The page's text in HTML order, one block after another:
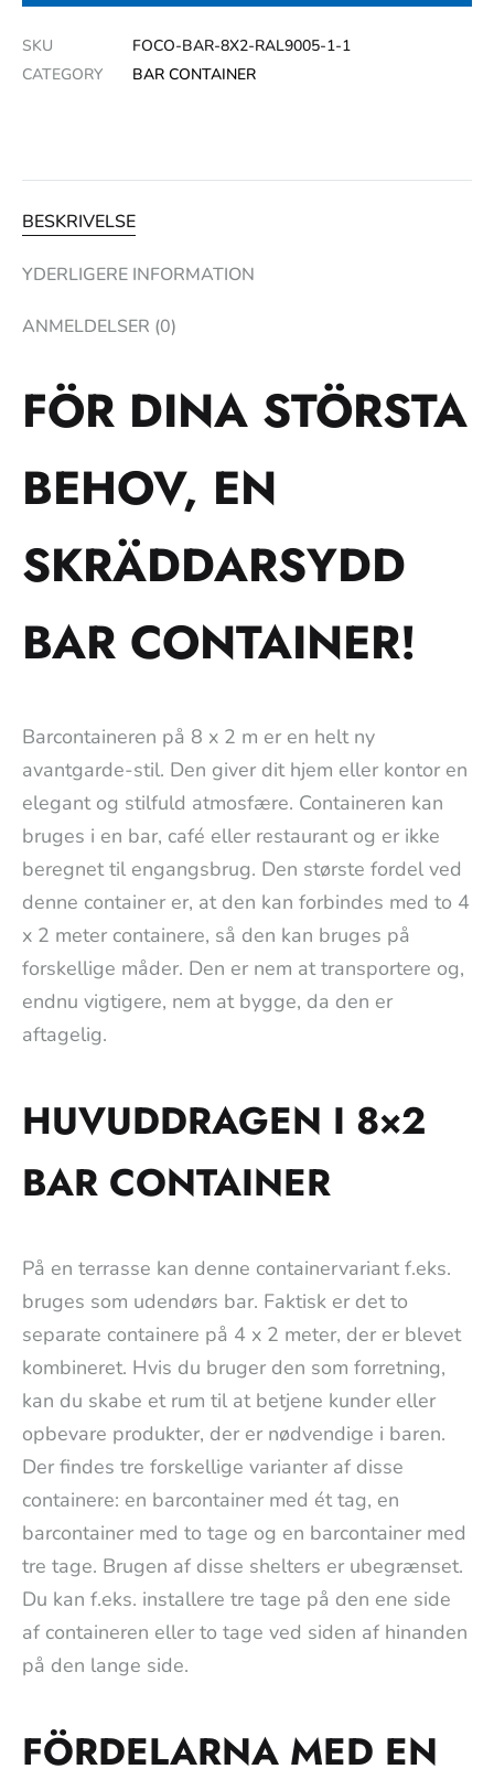
SKU
FOCO-BAR-8X2-RAL9005-1-1
CATEGORY
BAR CONTAINER
BESKRIVELSE
YDERLIGERE INFORMATION
ANMELDELSER (0)
FÖR DINA STÖRSTA
BEHOV, EN
SKRÄDDARSYDD
BAR CONTAINER!
Barcontaineren på 8 x 2 m er en helt ny
avantgarde-stil. Den giver dit hjem eller kontor en
elegant og stilfuld atmosfære. Containeren kan
bruges i en bar, café eller restaurant og er ikke
beregnet til engangsbrug. Den største fordel ved
denne container er, at den kan forbindes med to 4
x 2 meter containere, så den kan bruges på
forskellige måder. Den er nem at transportere og,
endnu vigtigere, nem at bygge, da den er
aftagelig.
HUVUDDRAGEN I 8×2
BAR CONTAINER
På en terrasse kan denne containervariant f.eks.
bruges som udendørs bar. Faktisk er det to
separate containere på 4 x 2 meter, der er blevet
kombineret. Hvis du bruger den som forretning,
kan du skabe et rum til at betjene kunder eller
opbevare produkter, der er nødvendige i baren.
Der findes tre forskellige varianter af disse
containere: en barcontainer med ét tag, en
barcontainer med to tage og en barcontainer med
tre tage. Brugen af disse shelters er ubegrænset.
Du kan f.eks. installere tre tage på den ene side
af containeren eller to tage ved siden af hinanden
på den lange side.
FÖRDELARNA MED EN